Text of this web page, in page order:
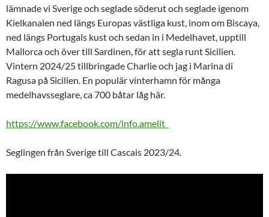
lämnade vi Sverige och seglade söderut och seglade igenom
Kielkanalen ned längs Europas västliga kust, inom om Biscaya,
ned längs Portugals kust och sedan in i Medelhavet, upptill
Mallorca och över till Sardinen, för att segla runt Sicilien.
Vintern 2024/25 tillbringade Charlie och jag i Marina di
Ragusa på Sicilien. En populär vinterhamn för många
medelhavsseglare, ca 700 båtar låg här.
https://www.facebook.com/info.amelit
Seglingen från Sverige till Cascais 2023/24.